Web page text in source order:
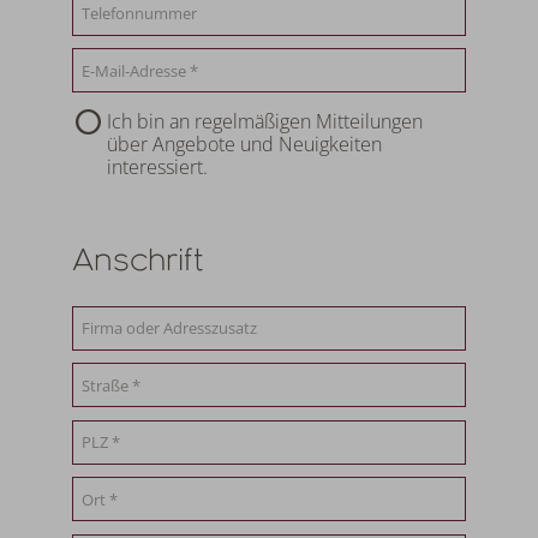
Ich bin an regelmäßigen Mitteilungen
über Angebote und Neuigkeiten
interessiert.
Anschrift